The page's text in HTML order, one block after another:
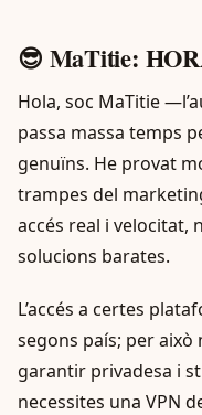
😎 MaTitie:
Hola, soc MaTitie
passa massa temps
genuïns. He provat
trampes del
accés real i velocitat,
solucions barates.
L’accés a certes
segons país; per
garantir privadesa i
necessites una VPN